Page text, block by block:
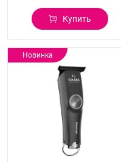
Купить
Новинка